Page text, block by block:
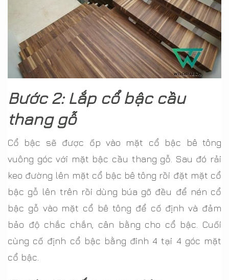
Bước 2: Lắp cổ bậc cầu
thang gỗ
Cổ bậc sẽ được ốp vào mặt cổ bậc bê tông
vuông góc với mặt bậc cầu thang gỗ. Sau đó rải
keo đường lên mặt cổ bậc bê tông rồi đặt mặt cổ
bậc gỗ lên trên rồi dùng búa gõ đều để nén cổ
bậc gỗ vào mặt cổ bê tông để cố định và đảm
bảo độ chắc chắn, cân bằng cho cổ bậc. Cuối
cùng cố định cổ bậc bằng đinh 4 tại 4 góc mặt
cổ bậc.